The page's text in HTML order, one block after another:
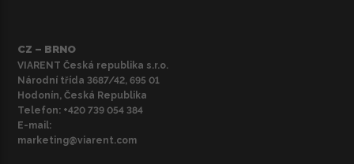
CZ – BRNO
VIARENT Česká republika s.r.o.
Národní třída 3687/42, 695 01
Hodonín, Česká Republika
Telefon: +420 739 054 384
E-mail:
marketing@viarent.com